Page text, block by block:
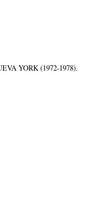
YORK (1972-1978).